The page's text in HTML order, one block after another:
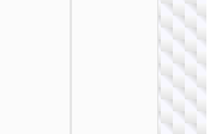
U138
一60W
数据
Type-C
to
LED